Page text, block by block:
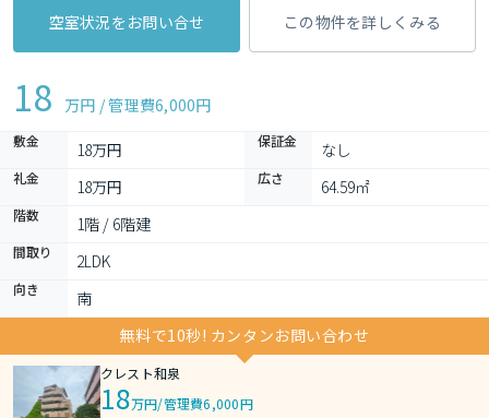
空室状況をお問い合せ この物件を詳しくみる
18 万円 / 管理費6,000円
敷金 18万円 保証金 なし
礼金 18万円 広さ 64.59㎡
階数 1階 / 6階建
間取り 2LDK
向き
南
無料で10秒! カンタンお問い合わせ
クレスト和泉
18万円/管理費6,000円